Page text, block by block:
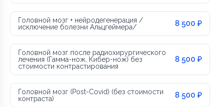
Головной мозг + нейродегенерация /
исключение болезни Альцгеймера/
8 500 ₽
Головной мозг после радиохирургического
лечения (Гамма-нож, Кибер-нож) без
стоимости контрастирования
8 500 ₽
Головной мозг (Post-Covid) (без стоимости
контраста)
8 500 ₽